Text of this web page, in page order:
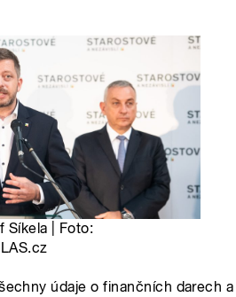
Síkela | Foto:
údaje o finančních darech a